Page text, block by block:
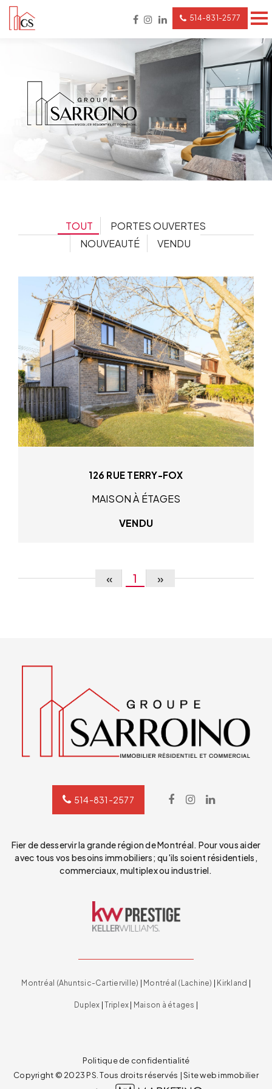
514-831-2577
TOUT
PORTES OUVERTES
NOUVEAUTÉ
VENDU
126 RUE TERRY-FOX
MAISON À ÉTAGES
VENDU
« 1 »
514-831-2577
Fier de desservir la grande région de Montréal. Pour vous aider
avec tous vos besoins immobiliers; qu'ils soient résidentiels,
commerciaux, multiplex ou industriel.
Montréal (Ahuntsic-Cartierville) Montréal (Lachine) Kirkland
Duplex |Triplex Maison à étages
Politique de confidentialité
Copyright © 2023 PS. Tous droits réservés | Site web immobilier